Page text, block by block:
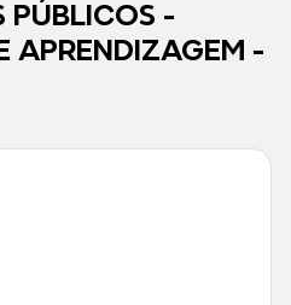
PÚBLICOS -
APRENDIZAGEM -